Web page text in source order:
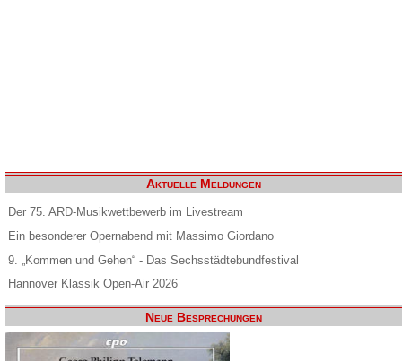
Aktuelle Meldungen
Der 75. ARD-Musikwettbewerb im Livestream
Ein besonderer Opernabend mit Massimo Giordano
9. „Kommen und Gehen“ - Das Sechsstädtebundfestival
Hannover Klassik Open-Air 2026
Neue Besprechungen